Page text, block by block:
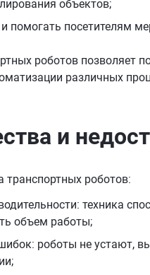
объектов;
помогать посетителям
роботов позволяет
различных
и
транспортных роботов:
техника
объем работы;
роботы не устают,